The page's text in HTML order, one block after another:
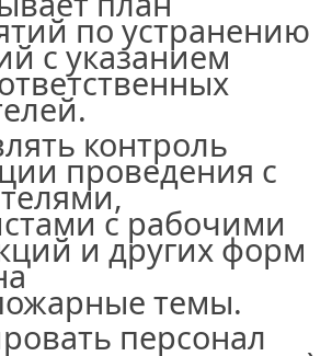
по устранению
с указанием
контроль
проведения с
с рабочими
и других форм
темы.
персонал